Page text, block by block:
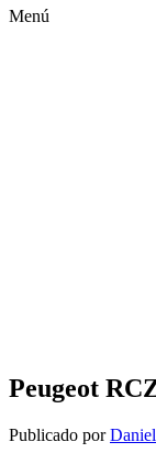
Menú
Peugeot
Publicado por